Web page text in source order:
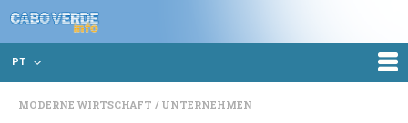
PT
MODERNE WIRTSCHAFT UNTERNEHMEN